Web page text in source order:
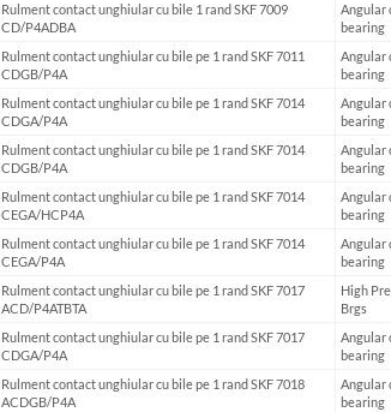
Rulment contact unghiular cu bile 1 rand SKF 7009
CD/P4ADBA
Angular
bearing
Rulment contact unghiular cu bile pe 1 rand SKF 7011
CDGB/P4A
Angular
bearing
Rulment contact unghiular cu bile pe 1 rand SKF 7014
CDGA/P4A
Angular
bearing
Rulment contact unghiular cu bile pe 1 rand SKF 7014
CDGB/P4A
Angular
bearing
Rulment contact unghiular cu bile pe 1 rand SKF 7014
CEGA/HCP4A
Angular
bearing
Rulment contact unghiular cu bile pe 1 rand SKF 7014
CEGA/P4A
Angular
bearing
Rulment contact unghiular cu bile pe 1 rand SKF 7017
ACD/P4ATBTA
High
Brgs
Rulment contact unghiular cu bile pe 1 rand SKF 7017
CDGA/P4A
Angular
bearing
Rulment contact unghiular cu bile pe 1 rand SKF 7018
ACDGB/P4A
Angular
bearing